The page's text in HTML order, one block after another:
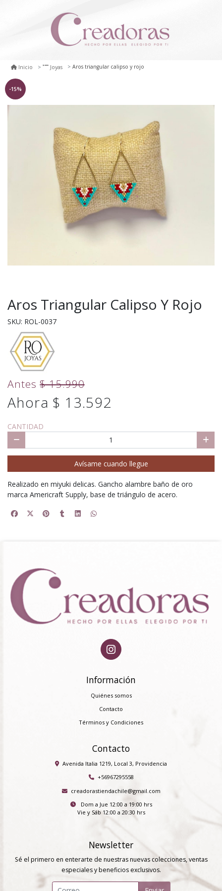
Inicio Joyas Aros triangular calipso y rojo
-15%
Aros Triangular Calipso Y Rojo
SKU: ROL-0037
Antes$ 15.990
Ahora $ 13.592
CANTIDAD
Avísame cuando llegue
Realizado en miyuki delicas. Gancho alambre baño de oro
marca Americraft Supply, base de triángulo de acero.
Información
Quiénes somos
Contacto
Términos y Condiciones
Contacto
Avenida Italia 1219, Local 3, Providencia
+56967295558
creadorastiendachile@gmail.com
Dom a Jue 12:00 a 19:00 hrs
Vie y Sáb 12:00 a 20:30 hrs
Newsletter
Sé el primero en enterarte de nuestras nuevas colecciones, ventas
especiales y beneficios exclusivos.